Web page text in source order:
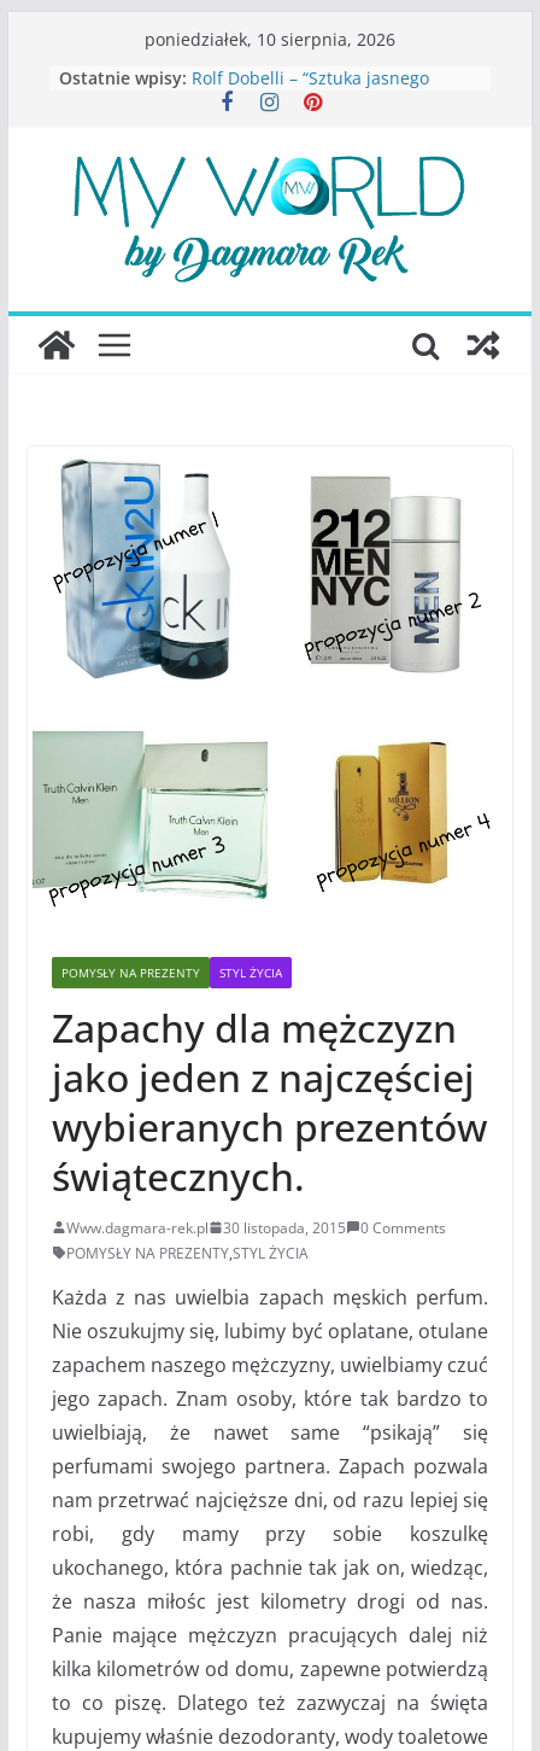
poniedziałek, 10 sierpnia, 2026
Ostatnie wpisy: Rolf Dobelli – “Sztuka jasnego
myślenia”
Konstancina. Sekrety seksbiznesu”
Katarzyna Lewandowicz – Zanim
straciliśmy siebie
Judith Joseph – “Wysoko
funkcjonująca depresja”
S.Wynn-Williams – “Bezwzględni. O
największego portalu
POMYSŁY NA PREZENTY STYL ŻYCIA
Zapachy dla mężczyzn
jako jeden z najczęściej
wybieranych prezentów
świątecznych.
Www.dagmara-rek.pl 30 listopada, 2015
0 Comments
POMYSŁY NA PREZENTY,STYL ŻYCIA
Każda z nas uwielbia zapach męskich perfum.
Nie oszukujmy się, lubimy być oplatane, otulane
zapachem naszego mężczyzny, uwielbiamy czuć
jego zapach. Znam osoby, które tak bardzo to
uwielbiają, że nawet same “psikają” się
perfumami swojego partnera. Zapach pozwala
nam przetrwać najcięższe dni, od razu lepiej się
robi, gdy mamy przy sobie koszulkę
ukochanego, która pachnie tak jak on, wiedząc,
że nasza miłośc jest kilometry drogi od nas.
Panie mające mężczyzn pracujących dalej niż
kilka kilometrów od domu, zapewne potwierdzą
to co piszę. Dlatego też zazwyczaj na święta
kupujemy właśnie dezodoranty, wody toaletowe